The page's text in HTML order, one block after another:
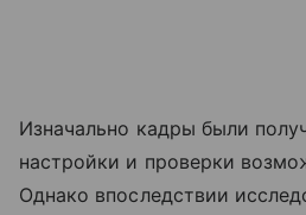
Изначально кадры были
настройки и проверки
Однако впоследствии